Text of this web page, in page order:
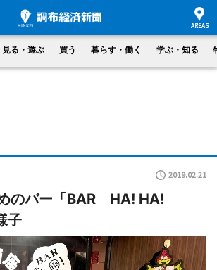
見る・遊ぶ 買う 暮らす・働く 学ぶ・知る
2019.02.21
のバー「BAR HA! HA!
子